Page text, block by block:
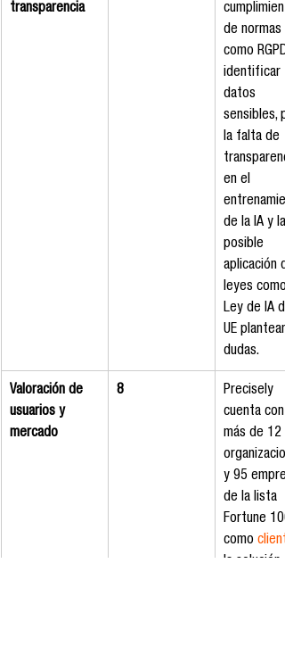
transparencia
de normas
como
identificar
datos
sensibles,
la falta de
en el
de la IA y la
posible
aplicación
leyes
Ley de IA
UE plantean
dudas.
Valoración de
usuarios y
mercado
8
Precisely
cuenta con
más de 12
y 95
de la lista
Fortune
como
la solución